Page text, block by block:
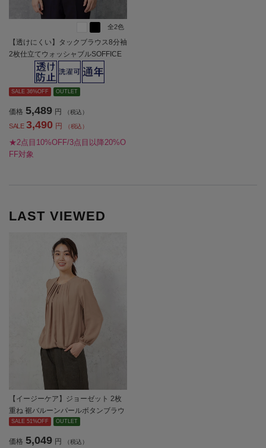
全2色
【透けにくい】タックブラウス8分袖
2枚仕立てウォッシャブルSOFFICE
通年【レディース】
SALE 36%OFF OUTLET
価格 5,489 円 （税込）
SALE 3,490 円 （税込）
★2点目10%OFF/3点目以降20%O
FF対象
LAST VIEWED
【イージーケア】ジョーゼット 2枚
重ね 裾バルーンパールボタンブラウ
ス 9分袖 透け軽減 ウォッシャブル S
SALE 51%OFF OUTLET
価格 5,049 円 （税込）